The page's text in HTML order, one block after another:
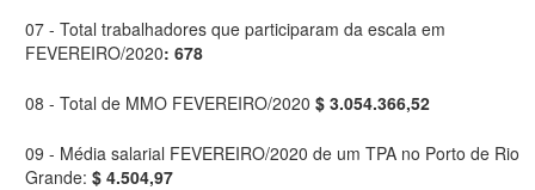
07 - Total trabalhadores que participaram da escala em
FEVEREIRO/2020: 678
08 - Total de MMO FEVEREIRO/2020 $ 3.054.366,52
09 - Média salarial FEVEREIRO/2020 de um TPA no Porto de Rio
Grande: $ 4.504,97